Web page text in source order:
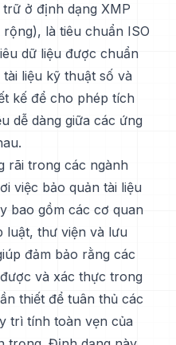
ở định dạng XMP
là tiêu chuẩn ISO
dữ liệu được chuẩn
liệu kỹ thuật số và
kế để cho phép tích
dễ dàng giữa các ứng
rãi trong các ngành
việc bảo quản tài liệu
bao gồm các cơ quan
luật, thư viện và lưu
đảm bảo rằng các
và xác thực trong
thiết để tuân thủ các
trì tính toàn vẹn của